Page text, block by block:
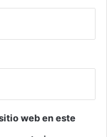
web en este